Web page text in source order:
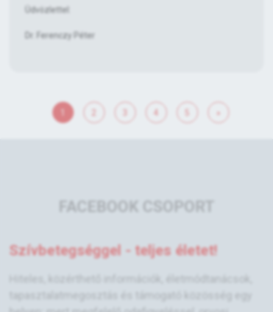
Üdvözlettel:
Dr. Ferenczy Péter
4 »
FACEBOOK CSOPORT
Szívbetegséggel - teljes életet!